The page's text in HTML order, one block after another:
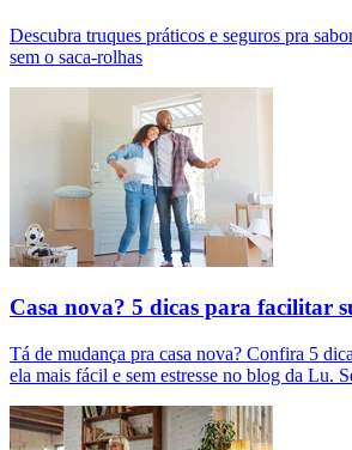
Descubra truques práticos e seguros pra
sem o saca-rolhas
Casa nova? 5 dicas para facilitar
Tá de mudança pra casa nova? Confira 5
ela mais fácil e sem estresse no blog da Lu.